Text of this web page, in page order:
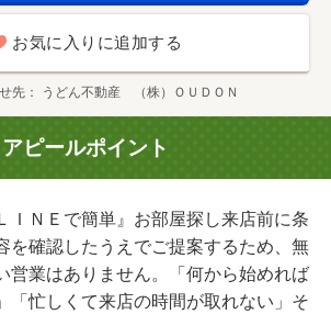
お気に入りに追加する
先 うどん不動産 （株）ＯＵＤＯＮ
アピールポイント
ＩＮＥで簡単』お部屋探し来店前に条
を確認したうえでご提案するため、無
営業はありません。「何から始めれば
「忙しくて来店の時間が取れない」そ